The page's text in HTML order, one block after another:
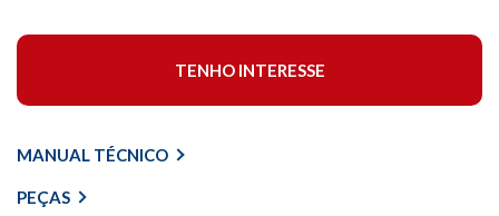
TENHO INTERESSE
MANUAL TÉCNICO
PEÇAS